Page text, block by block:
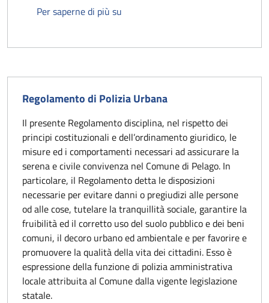
Per saperne di più su
Regolamento di Polizia Urbana
Il presente Regolamento disciplina, nel rispetto dei
principi costituzionali e dell’ordinamento giuridico, le
misure ed i comportamenti necessari ad assicurare la
serena e civile convivenza nel Comune di Pelago. In
particolare, il Regolamento detta le disposizioni
necessarie per evitare danni o pregiudizi alle persone
od alle cose, tutelare la tranquillità sociale, garantire la
fruibilità ed il corretto uso del suolo pubblico e dei beni
comuni, il decoro urbano ed ambientale e per favorire e
promuovere la qualità della vita dei cittadini. Esso è
espressione della funzione di polizia amministrativa
locale attribuita al Comune dalla vigente legislazione
statale.